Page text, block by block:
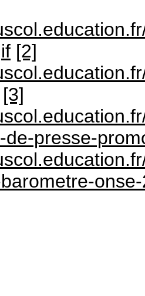
[2]
[3]
de-presse-